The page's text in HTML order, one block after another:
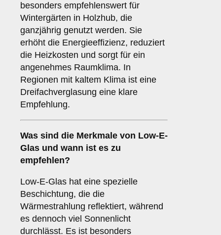
besonders empfehlenswert für
Wintergärten in Holzhub, die
ganzjährig genutzt werden. Sie
erhöht die Energieeffizienz, reduziert
die Heizkosten und sorgt für ein
angenehmes Raumklima. In
Regionen mit kaltem Klima ist eine
Dreifachverglasung eine klare
Empfehlung.
Was sind die Merkmale von Low-E-
Glas und wann ist es zu
empfehlen?
Low-E-Glas hat eine spezielle
Beschichtung, die die
Wärmestrahlung reflektiert, während
es dennoch viel Sonnenlicht
durchlässt. Es ist besonders